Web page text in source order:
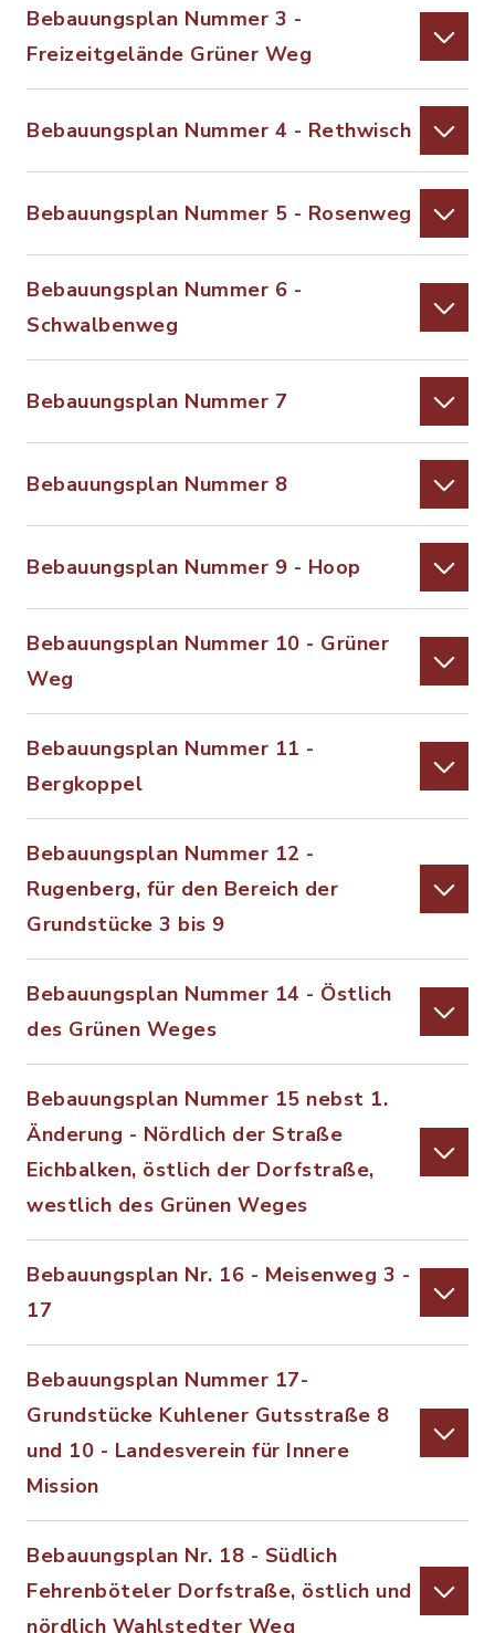
Bebauungsplan Nummer 3 -
Freizeitgelände Grüner Weg
Bebauungsplan Nummer 4 - Rethwisch
Bebauungsplan Nummer 5 - Rosenweg
Bebauungsplan Nummer 6 -
Schwalbenweg
Bebauungsplan Nummer 7
Bebauungsplan Nummer 8
Bebauungsplan Nummer 9 - Hoop
Bebauungsplan Nummer 10 - Grüner
Weg
Bebauungsplan Nummer 11 -
Bergkoppel
Bebauungsplan Nummer 12 -
Rugenberg, für den Bereich der
Grundstücke 3 bis 9
Bebauungsplan Nummer 14 - Östlich
des Grünen Weges
Bebauungsplan Nummer 15 nebst 1.
Änderung - Nördlich der Straße
Eichbalken, östlich der Dorfstraße,
westlich des Grünen Weges
Bebauungsplan Nr. 16 - Meisenweg 3 -
17
Bebauungsplan Nummer 17-
Grundstücke Kuhlener Gutsstraße 8
und 10 - Landesverein für Innere
Mission
Bebauungsplan Nr. 18 - Südlich
Fehrenböteler Dorfstraße, östlich und
nördlich Wahlstedter Weg